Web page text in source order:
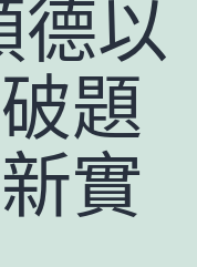
德以
題
實